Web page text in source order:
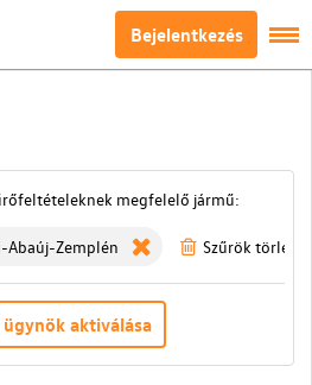
Bejelentkezés
megfelelő jármű:
Abaúj-Zemplén Szűrök törlése
ügynök aktiválása